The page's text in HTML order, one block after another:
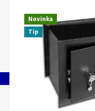
n
p
V
p
Novinka
Tip